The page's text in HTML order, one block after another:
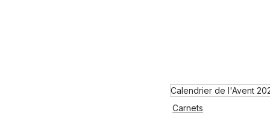
Calendrier de l'Avent
Carnets